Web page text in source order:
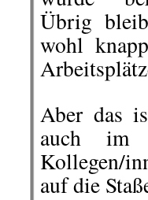
Übrig
wohl
Aber das
auch im
Kollegen/
auf die